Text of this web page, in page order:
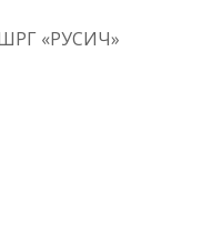
«РУСИЧ»